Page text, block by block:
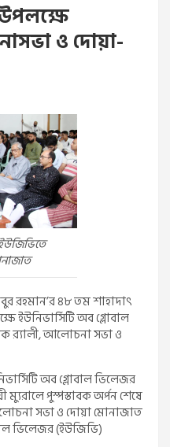
ও দোয়া-
রহমান’র ৪৮ তম শাহাদাৎ
ইউনিভার্সিটি অব গ্লোবাল
আলোচনা সভা ও
অব গ্লোবাল ভিলেজর
ম্যুরালে পুস্পস্তাবক অর্পন শেষে
সভা ও দোয়া মোনাজাত
ভিলেজর (ইউজিভি)